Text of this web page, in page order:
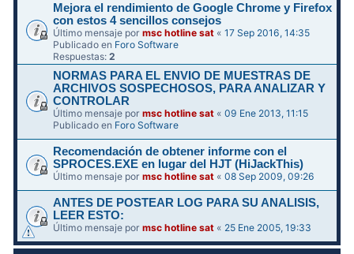
Mejora el rendimiento de Google Chrome y Firefox
con estos 4 sencillos consejos
Último mensaje pormsc hotline sat «17 Sep 2016, 14:35
Publicado en Foro Software
Respuestas:2
NORMAS PARA EL ENVIO DE MUESTRAS DE
ARCHIVOS SOSPECHOSOS, PARA ANALIZAR Y
CONTROLAR
Último mensaje pormsc hotline sat «09 Ene 2013, 11:15
Publicado en Foro Software
Recomendación de obtener informe con el
SPROCES.EXE en lugar del HJT (HiJackThis)
Último mensaje pormsc hotline sat «08 Sep 2009, 09:26
ANTES DE POSTEAR LOG PARA SU ANALISIS,
LEER ESTO:
Último mensaje pormsc hotline sat « 25 Ene 2005, 19:33